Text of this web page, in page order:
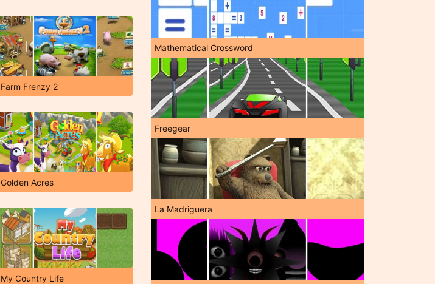
Farm Frenzy 2
Golden Acres
My Country Life
Mathematical Crossword
Freegear
La Madriguera